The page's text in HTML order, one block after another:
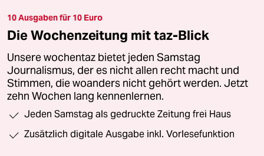
10 Ausgaben für 10 Euro
Die Wochenzeitung mit taz-Blick
Unsere wochentaz bietet jeden Samstag
Journalismus, der es nicht allen recht macht und
Stimmen, die woanders nicht gehört werden. Jetzt
zehn Wochen lang kennenlernen.
Jeden Samstag als gedruckte Zeitung frei Haus
Zusätzlich digitale Ausgabe inkl. Vorlesefunktion